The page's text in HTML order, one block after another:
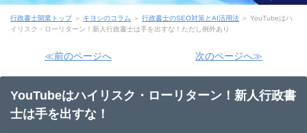
目次
登録申請まで
申請後～開業前
行政書士開業トップ＞ キヨシのコラム ＞ 行政書士のSEO対策とAI活用法 ＞ YouTubeはハ
イリスク・ローリターン！新人行政書士は手を出すな！ただし例外あり
≪前のページへ 次のページへ≫
YouTubeはハイリスク・ローリターン！新人行政書
士は手を出すな！